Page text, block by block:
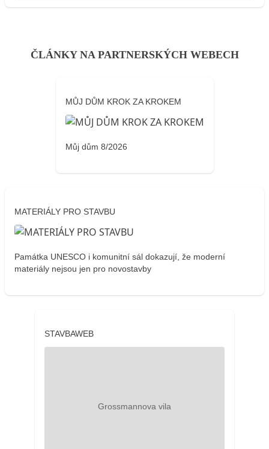
ČLÁNKY NA PARTNERSKÝCH WEBECH
MŮJ DŮM KROK ZA KROKEM
Můj dům 8/2026
MATERIÁLY PRO STAVBU
Památka UNESCO i komunitní sál dokazují, že moderní
materiály nejsou jen pro novostavby
STAVBAWEB